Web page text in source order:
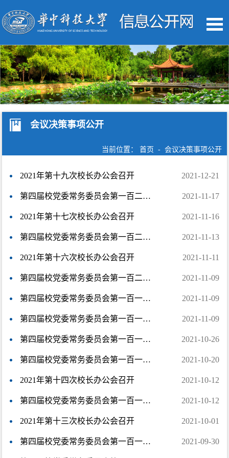
会议决策事项公开
当前位置： 首页 - 会议决策事项公开
2021年第十九次校长办公会召开 2021-12-21
第四届校党委常务委员会第一百二十二次会议召开 2021-11-17
2021年第十七次校长办公会召开 2021-11-16
第四届校党委常务委员会第一百二十一次会议召开 2021-11-13
2021年第十六次校长办公会召开 2021-11-11
第四届校党委常务委员会第一百二十次会议召开 2021-11-09
第四届校党委常务委员会第一百一十九次会议召开 2021-11-09
第四届校党委常务委员会第一百一十八次会议召开 2021-11-09
第四届校党委常务委员会第一百一十七次会议召开 2021-10-26
第四届校党委常务委员会第一百一十六次会议召开 2021-10-20
2021年第十四次校长办公会召开 2021-10-12
第四届校党委常务委员会第一百一十五次会议召开 2021-10-12
2021年第十三次校长办公会召开 2021-10-01
第四届校党委常务委员会第一百一十四次会议召开 2021-09-30